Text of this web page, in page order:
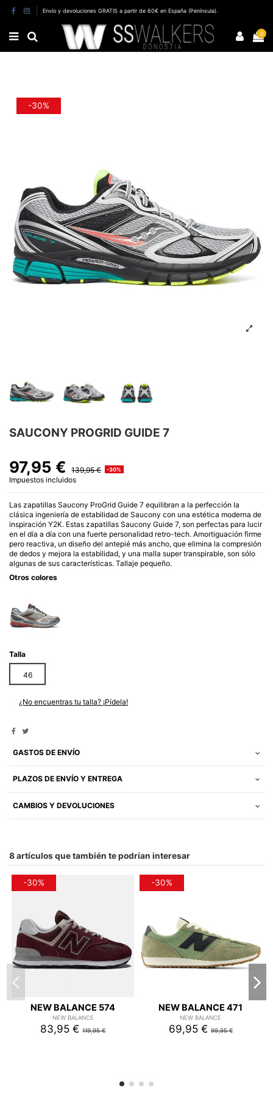
Envío y devoluciones GRATIS a partir de 60€ en España (Península).
0
-30%
SAUCONY PROGRID GUIDE 7
97,95 € 139,95 € -30%
Impuestos incluidos
Las zapatillas Saucony ProGrid Guide 7 equilibran a la perfección la
clásica ingeniería de estabilidad de Saucony con una estética moderna de
inspiración Y2K. Estas zapatillas Saucony Guide 7, son perfectas para lucir
en el día a día con una fuerte personalidad retro-tech. Amortiguación firme
pero reactiva, un diseño del antepié más ancho, que elimina la compresión
de dedos y mejora la estabilidad, y una malla super transpirable, son sólo
algunas de sus características. Tallaje pequeño.
Otros colores
Talla
46
¿No encuentras tu talla? ¡Pídela!
GASTOS DE ENVÍO
PLAZOS DE ENVÍO Y ENTREGA
CAMBIOS Y DEVOLUCIONES
8 artículos que también te podrían interesar
-30%
NEW BALANCE 574
NEW BALANCE
83,95 €119,95 €
-30%
NEW BALANCE 471
NEW BALANCE
69,95 € 99,95 €